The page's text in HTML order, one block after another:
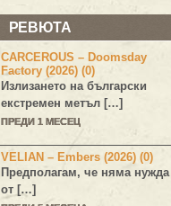
РЕВЮТА
CARCEROUS – Doomsday
Factory (2026) (0)
Излизането на български
екстремен метъл […]
ПРЕДИ 1 МЕСЕЦ
VELIAN – Embers (2026) (0)
Предполагам, че няма нужда
от […]